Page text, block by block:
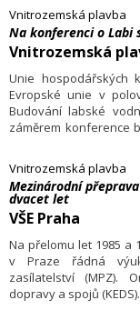
Vnitrozemská plavba
Na konferenci o Labi
Vnitrozemská
Unie hospodářských
Evropské unie v
Budování labské
záměrem konference
veřejnost se svým
Vnitrozemská plavba
Mezinárodní
dvacet let
VŠE Praha
Na přelomu let 1985 a
v Praze řádná
zasílatelství (MPZ).
dopravy a spojů (KEDS).